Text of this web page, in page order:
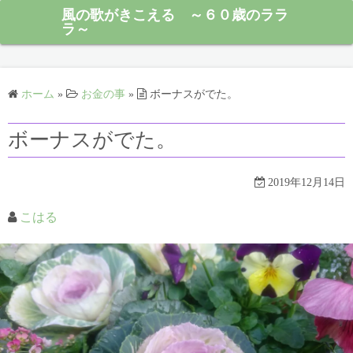
風の歌がきこえる ～６０歳のララ
ラ～
ホーム » お金の事 » ボーナスがでた。
ボーナスがでた。
2019年12月14日
こはる